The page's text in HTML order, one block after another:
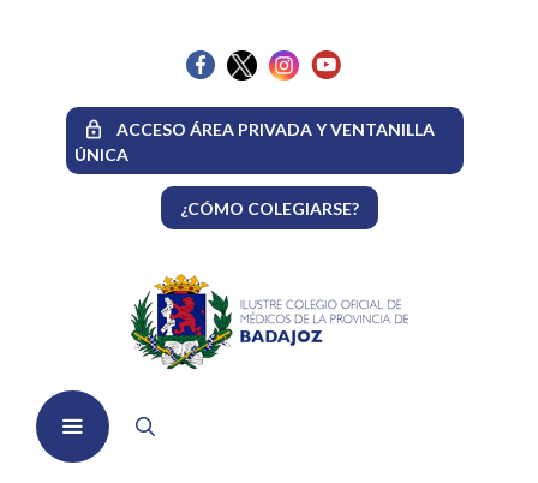
ACCESO ÁREA PRIVADA Y VENTANILLA
ÚNICA
¿CÓMO COLEGIARSE?